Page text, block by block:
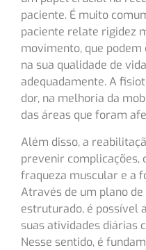
paciente. É muito
paciente relate rigidez
movimento, que
na sua qualidade de
adequadamente. A
dor, na melhoria da
das áreas que foram
Além disso, a
prevenir complicações,
fraqueza muscular e a
Através de um plano
estruturado, é possível
suas atividades diárias
Nesse sentido, é